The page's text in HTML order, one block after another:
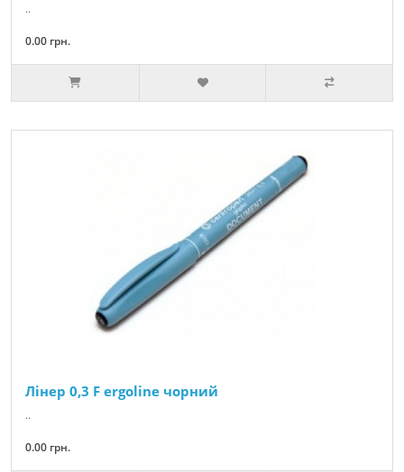
..
0.00 грн.
Лінер 0,3 F ergoline чорний
..
0.00 грн.